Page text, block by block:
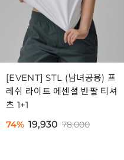
[EVENT] STL (남녀공용) 프
레쉬 라이트 에센셜 반팔 티셔
츠 1+1
74% 19,930 78,000